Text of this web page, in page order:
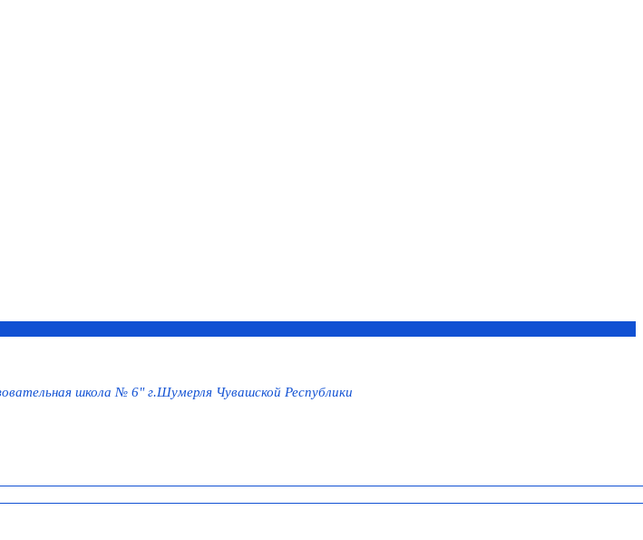
школа № 6" г.Шумерля Чувашской Республики